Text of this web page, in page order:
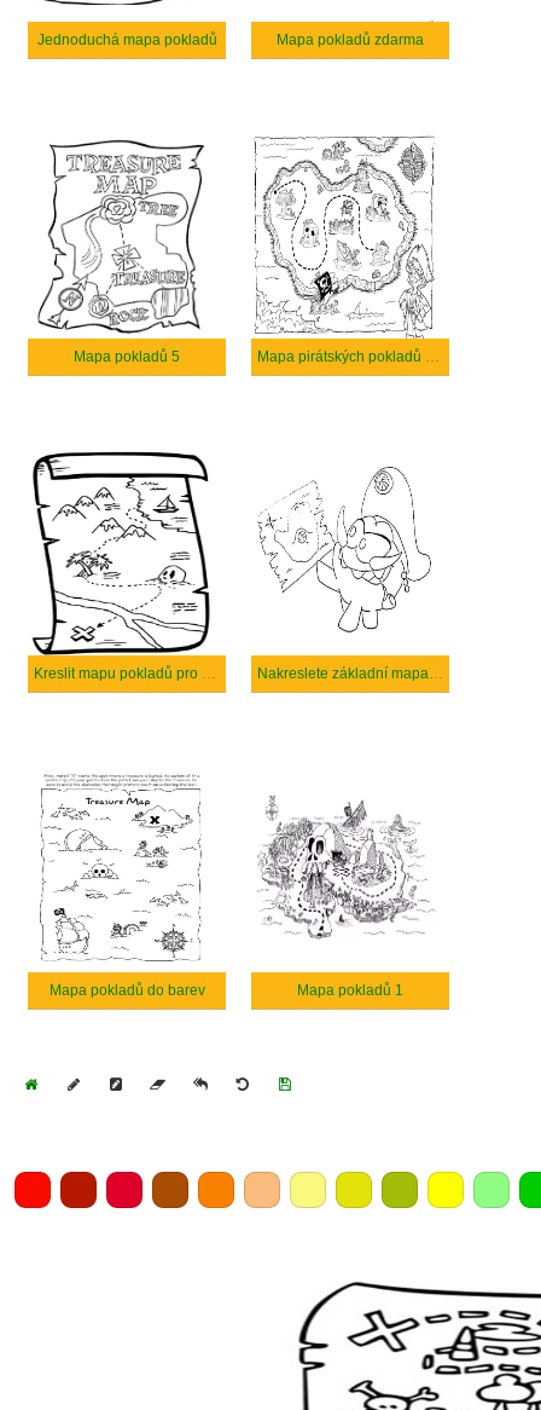
Jednoduchá mapa pokladů Mapa pokladů zdarma
Mapa pokladů 5 Mapa pirátských pokladů bezplatný
Kreslit mapu pokladů pro děti Nakreslete základní mapa pokladů
Mapa pokladů do barev Mapa pokladů 1